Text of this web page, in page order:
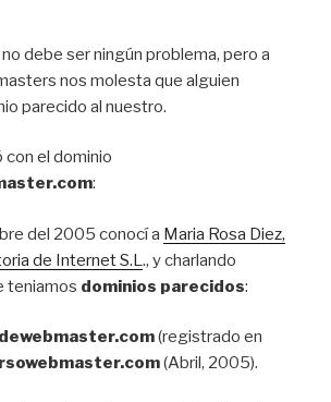
debe ser ningún problema, pero a
nos molesta que alguien
parecido al nuestro.
con el dominio
:
del 2005 conocí a Maria Rosa Diez,
de Internet S.L., y charlando
teniamos dominios parecidos:
(registrado en
(Abril, 2005).